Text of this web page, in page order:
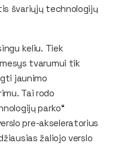
švariųjų technologijų
keliu. Tiek
tvarumui tik
jaunimo
Tai rodo
parko“
pre-akseleratorius
žaliojo verslo